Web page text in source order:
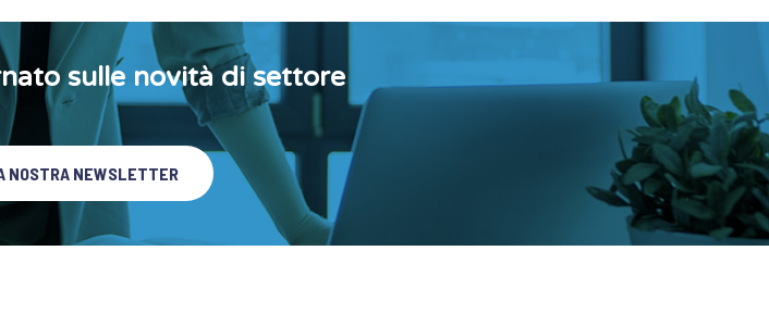
sulle novità di settore
NOSTRA NEWSLETTER